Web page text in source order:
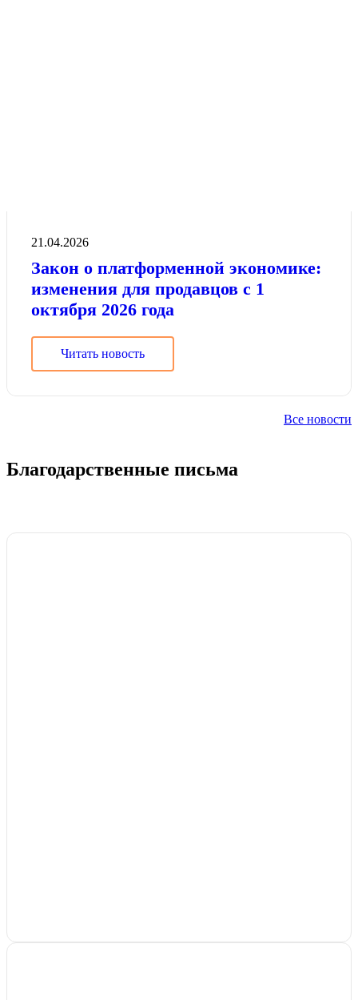
21.04.2026
Закон о платформенной экономике:
изменения для продавцов с 1
октября 2026 года
Читать новость
Все новости
Благодарственные письма